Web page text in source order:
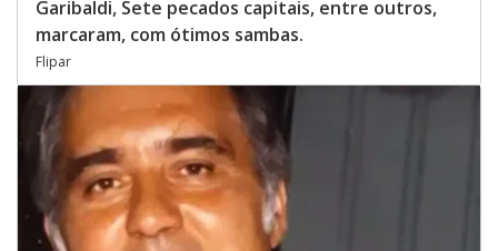
Garibaldi, Sete pecados capitais, entre outros,
marcaram, com ótimos sambas.
Flipar